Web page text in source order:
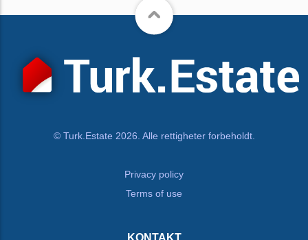
© Turk.Estate 2026. Alle rettigheter forbeholdt.
Privacy policy
Terms of use